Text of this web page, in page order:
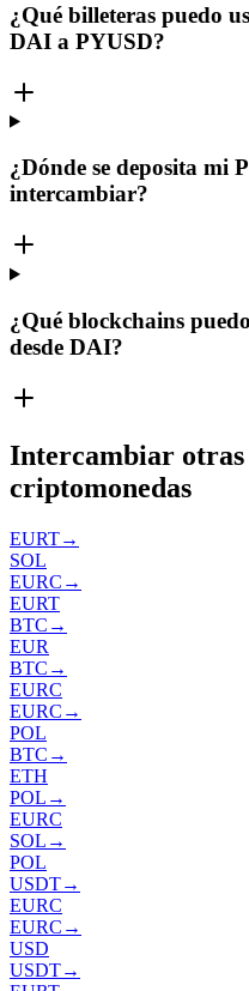
¿Qué billeteras puedo
DAI a PYUSD?
¿Dónde se deposita mi
intercambiar?
¿Qué blockchains
desde DAI?
Intercambiar otras
criptomonedas
EURT→
SOL
EURC →
EURT
BTC →
EUR
BTC →
EURC
EURC →
POL
BTC →
ETH
POL →
EURC
SOL →
POL
USDT→
EURC
EURC →
USD
USDT→